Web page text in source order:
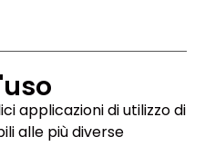
applicazioni di utilizzo di
alle più diverse